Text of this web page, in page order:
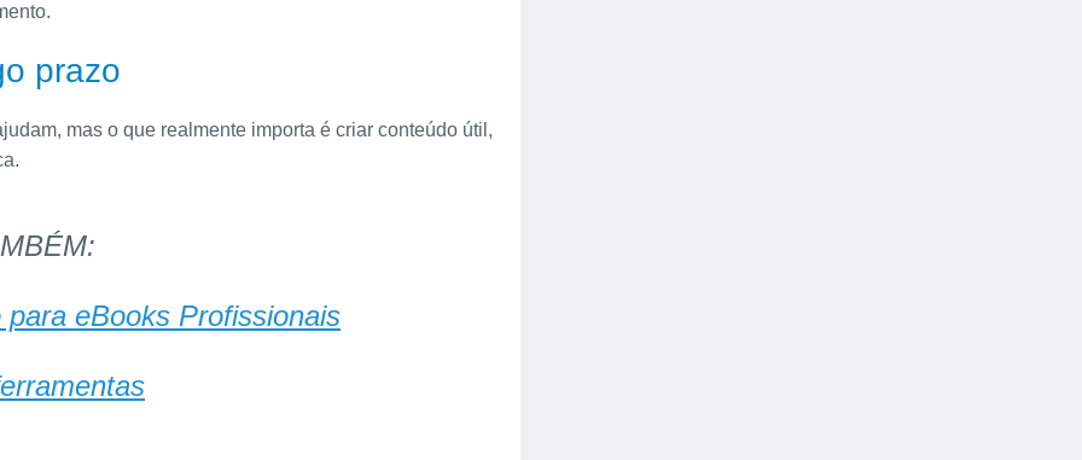
prazo
mas o que realmente importa é criar conteúdo útil,
eBooks Profissionais